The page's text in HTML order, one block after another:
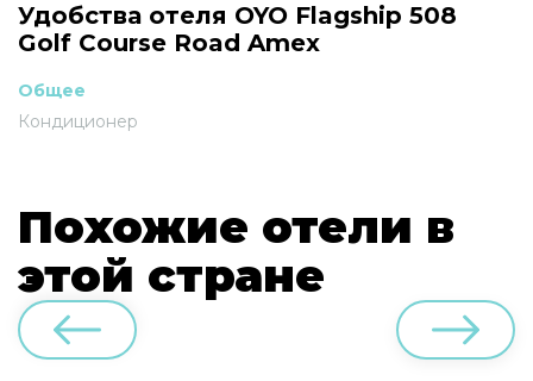
Удобства отеля OYO Flagship 508
Golf Course Road Amex
Общее
Кондиционер
Похожие отели в
этой стране